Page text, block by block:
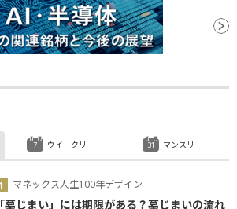
マネックス人生100年デザイン
「墓じまい」には期限がある？墓じまいの流れ
ウイークリー マンスリー